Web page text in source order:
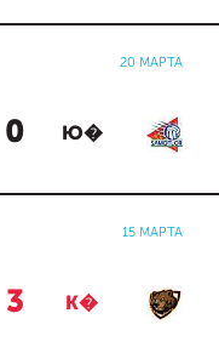
20 МАРТА
0 Ю�
15 МАРТА
3 К�